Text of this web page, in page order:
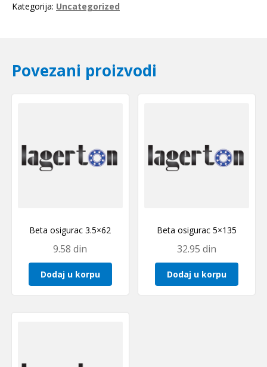
Kategorija: Uncategorized
Povezani proizvodi
Beta osigurac 3.5×62
9.58din
Dodaj u korpu
Beta osigurac 5×135
32.95din
Dodaj u korpu